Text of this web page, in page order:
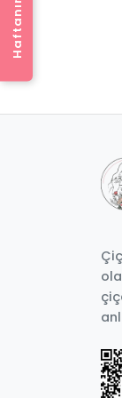
1,289.90 ₺
140 TL İndirim